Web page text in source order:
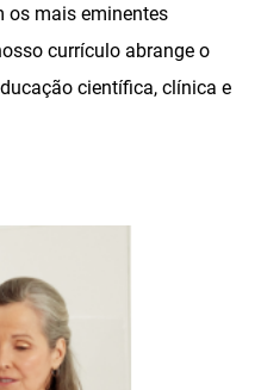
os mais eminentes
currículo abrange o
científica, clínica e